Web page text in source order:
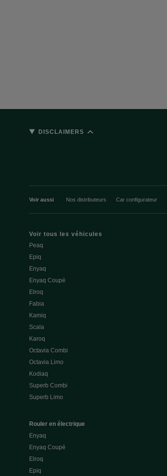
DISCLAIMERS
Voir aussi Nos distributeurs Car configurateur
Voir tous les véhicules
Peaq
Epiq
Enyaq
Enyaq Coupé
Elroq
Fabia
Kamiq
Scala
Karoq
Octavia Combi
Octavia Limo
Kodiaq
Superb Combi
Superb Limo
Rouler en électrique
Enyaq
Enyaq Coupé
Elroq
Epiq